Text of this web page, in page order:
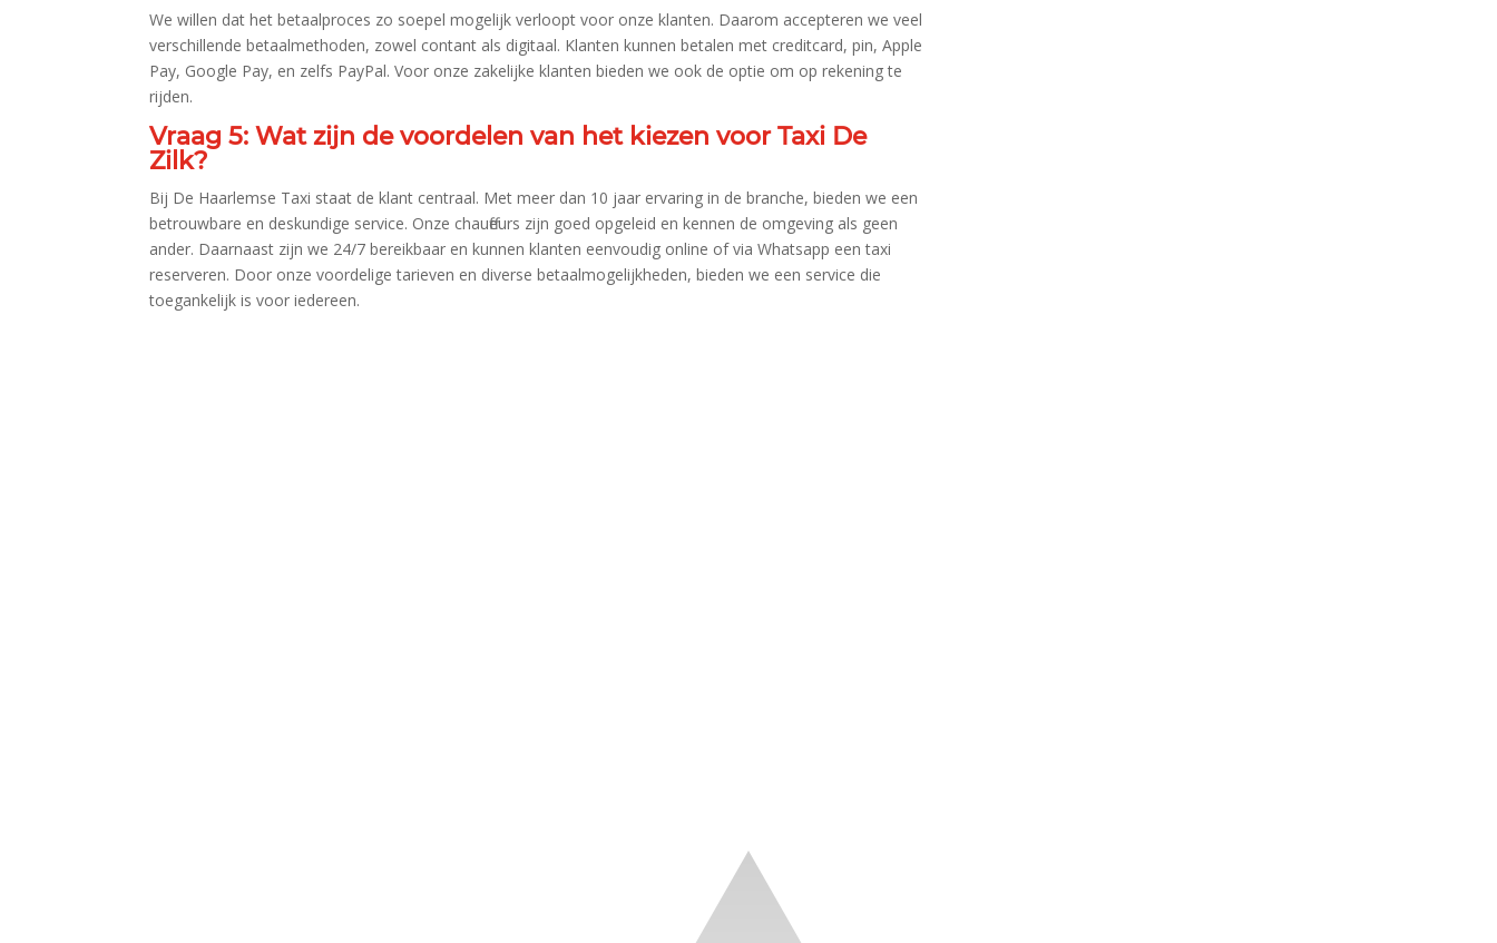
We willen dat het betaalproces zo soepel mogelijk verloopt voor onze klanten.​ Daarom accepteren we veel
verschillende betaalmethoden, zowel contant als digitaal.​ Klanten kunnen betalen met creditcard, pin, Apple
Pay, Google Pay, en zelfs PayPal.​ Voor onze zakelijke klanten bieden we ook de optie om op rekening te
rijden.​
Vraag 5: Wat zijn de voordelen van het kiezen voor Taxi De
Zilk?
Bij De Haarlemse Taxi staat de klant centraal.​ Met meer dan 10 jaar ervaring in de branche, bieden we een
betrouwbare en deskundige service.​ Onze chauffeurs zijn goed opgeleid en kennen de omgeving als geen
ander.​ Daarnaast zijn we 24/7 bereikbaar en kunnen klanten eenvoudig online of via Whatsapp een taxi
reserveren.​ Door onze voordelige tarieven en diverse betaalmogelijkheden, bieden we een service die
toegankelijk is voor iedereen.​